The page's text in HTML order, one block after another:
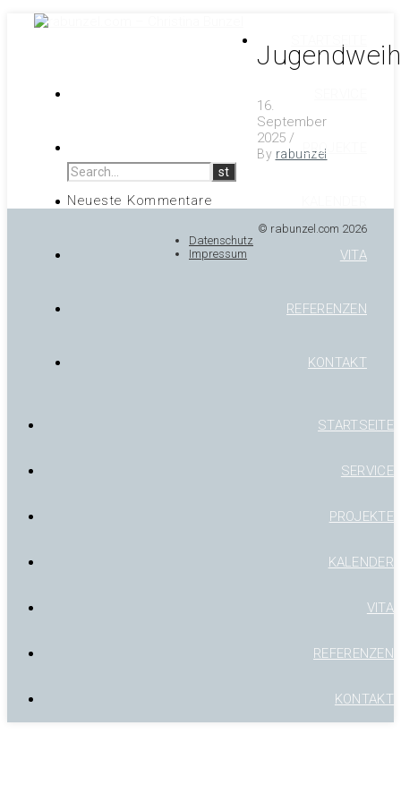
PROJEKTE
VITA
REFERENZEN
KONTAKT
STARTSEITE
SERVICE
PROJEKTE
KALENDER
VITA
REFERENZEN
KONTAKT
16.
September
2025 /
By rabunzel
Neueste Kommentare
© rabunzel.com 2026
Datenschutz
Impressum